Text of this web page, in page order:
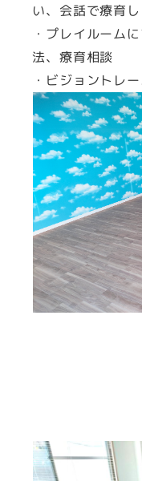
い、会話で療育し
・プレイルーム
法、療育相談
・ビジョントレ